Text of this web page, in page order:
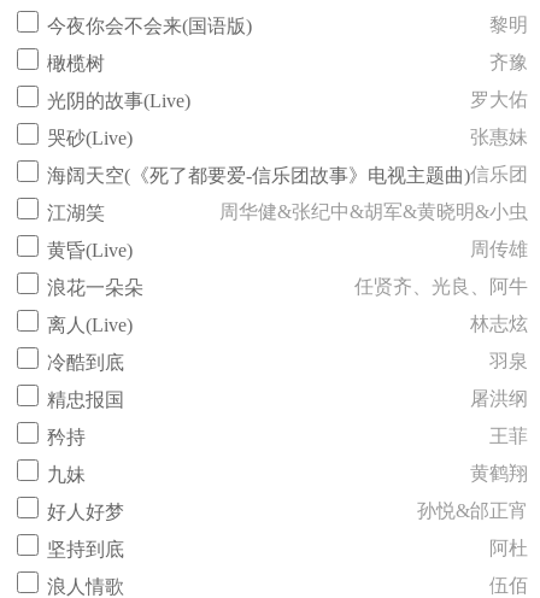
今夜你会不会来(国语版)
黎明
橄榄树
齐豫
光阴的故事(Live)
罗大佑
哭砂(Live)
张惠妹
海阔天空(《死了都要爱-信乐团故事》电视主题曲)信乐团
江湖笑
周华健&张纪中&胡军&黄晓明&小虫
黄昏(Live)
周传雄
浪花一朵朵
任贤齐、光良、阿牛
离人(Live)
林志炫
冷酷到底
羽泉
精忠报国
屠洪纲
矜持
王菲
九妹
黄鹤翔
好人好梦
孙悦&邰正宵
坚持到底
阿杜
浪人情歌
伍佰